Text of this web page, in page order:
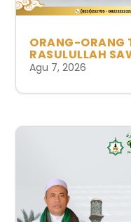
ORANG-ORANG
RASULULLAH
Agu 7, 2026